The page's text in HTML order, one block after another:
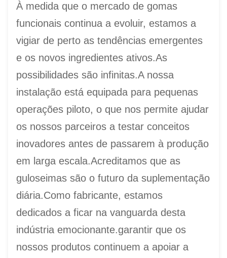
À medida que o mercado de gomas
funcionais continua a evoluir, estamos a
vigiar de perto as tendências emergentes
e os novos ingredientes ativos.As
possibilidades são infinitas.A nossa
instalação está equipada para pequenas
operações piloto, o que nos permite ajudar
os nossos parceiros a testar conceitos
inovadores antes de passarem à produção
em larga escala.Acreditamos que as
guloseimas são o futuro da suplementação
diária.Como fabricante, estamos
dedicados a ficar na vanguarda desta
indústria emocionante.garantir que os
nossos produtos continuem a apoiar a